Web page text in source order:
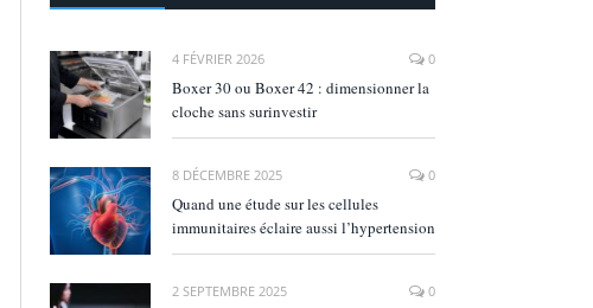
4 FÉVRIER 2026 0
Boxer 30 ou Boxer 42 : dimensionner la
cloche sans surinvestir
8 DÉCEMBRE 2025 0
Quand une étude sur les cellules
immunitaires éclaire aussi l’hypertension
2 SEPTEMBRE 2025 0